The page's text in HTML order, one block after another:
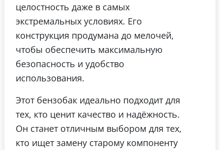
целостность даже в самых
экстремальных условиях. Его
конструкция продумана до мелочей,
чтобы обеспечить максимальную
безопасность и удобство
использования.
Этот бензобак идеально подходит для
тех, кто ценит качество и надёжность.
Он станет отличным выбором для тех,
кто ищет замену старому компоненту